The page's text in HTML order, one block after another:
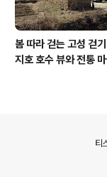
봄 따라 걷는 ​고성 걷
지호 호수 뷰와 전통
티